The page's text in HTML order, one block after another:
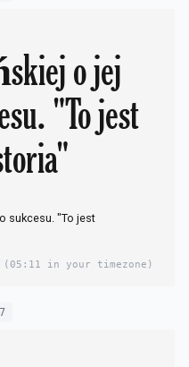
o jej
"To jest
sukcesu. "To jest
(05:11 in your timezone)